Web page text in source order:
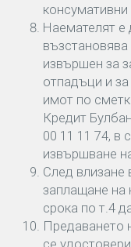
консумативни
Наемателят
извършен за
отпадъци и за
имот по
Кредит
00 11 11 74, в
извършване
След влизане
заплащане на
срока по т.4
Предаването
се